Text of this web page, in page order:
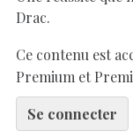
Drac.
Ce contenu est
Premium et
Se connecter